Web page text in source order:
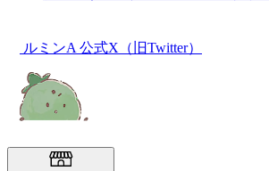
ルミンA 公式X（旧Twitter）